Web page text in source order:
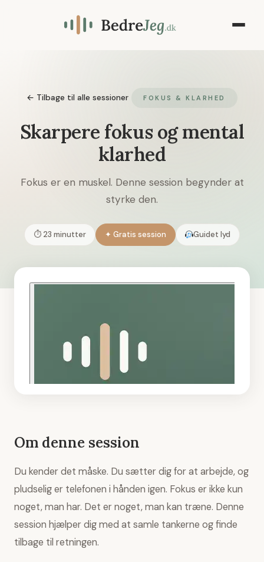
← Tilbage til alle sessioner FOKUS & KLARHED
Skarpere fokus og mental
klarhed
Fokus er en muskel. Denne session begynder at
styrke den.
⏱ 23 minutter ✦ Gratis session Guidet lyd
Om denne session
Du kender det måske. Du sætter dig for at arbejde, og
pludselig er telefonen i hånden igen. Fokus er ikke kun
noget, man har. Det er noget, man kan træne. Denne
session hjælper dig med at samle tankerne og finde
tilbage til retningen.